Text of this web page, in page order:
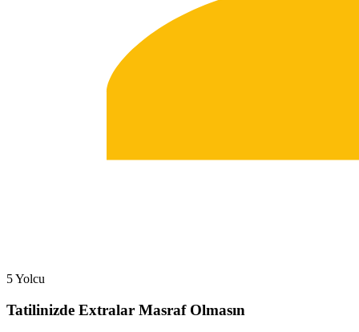
5 Yolcu
Tatilinizde Extralar Masraf Olmasın